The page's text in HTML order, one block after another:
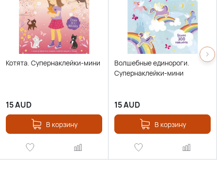
Котята. Супернаклейки-мини
15AUD
В корзину
Волшебные единороги.
Супернаклейки-мини
15AUD
В корзину